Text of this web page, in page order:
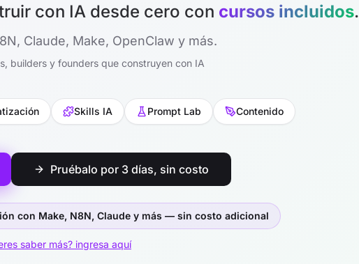
con IA desde cero con cursos incluidos.
Claude, Make, OpenClaw y más.
builders y founders que construyen con IA
Skills IA Prompt Lab Contenido
Pruébalo por 3 días, sin costo
con Make, N8N, Claude y más — sin costo adicional
saber más? ingresa aquí